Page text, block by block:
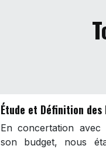
Étude et Définition des
En concertation
son budget, nous